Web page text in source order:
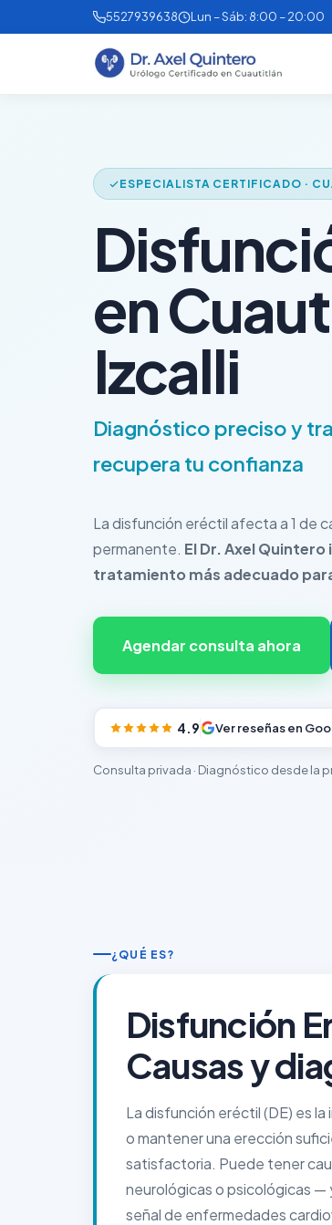
5527939638 Lun – Sáb: 8:00 – 20:00
ESPECIALISTA CERTIFICADO ·
en
Izcalli
Diagnóstico preciso y
recupera tu confianza
La disfunción eréctil afecta a 1 de
permanente. El Dr. Axel
tratamiento más adecuado
Agendar consulta ahora
4.9 Ver reseñas en
Consulta privada · Diagnóstico desde la
¿QUÉ ES?
Disfunción
Causas y
La disfunción eréctil (DE) es
o mantener una erección
satisfactoria. Puede tener
neurológicas o psicológicas
señal de enfermedades